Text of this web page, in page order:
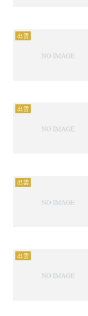
出雲
出雲
出雲
出雲